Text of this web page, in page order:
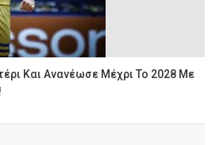
Και Ανανέωσε Μέχρι Το 2028 Με